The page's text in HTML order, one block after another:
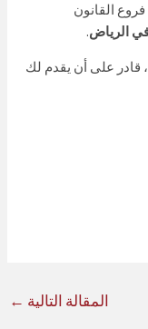
القانون
الرياض.
على أن يقدم لك
المقالة التالية ←